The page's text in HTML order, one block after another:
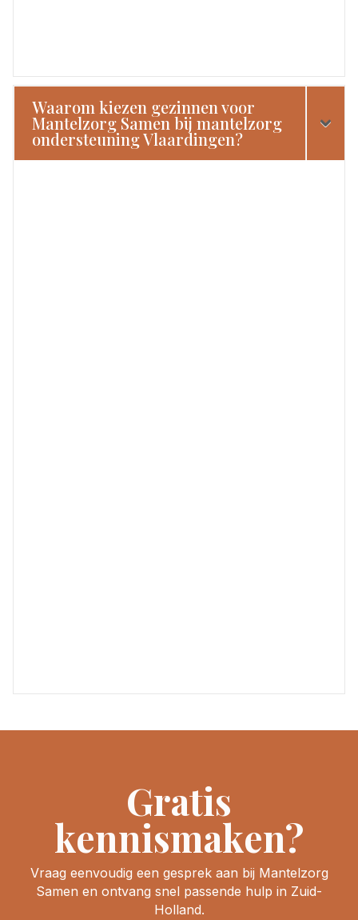
Waarom kiezen gezinnen voor
Mantelzorg Samen bij mantelzorg
ondersteuning Vlaardingen?
Gratis
kennismaken?
Vraag eenvoudig een gesprek aan bij Mantelzorg
Samen en ontvang snel passende hulp in Zuid-
Holland.